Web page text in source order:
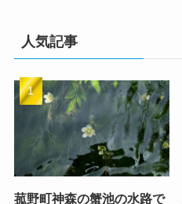
人気記事
菰野町神森の蟹池の水路で